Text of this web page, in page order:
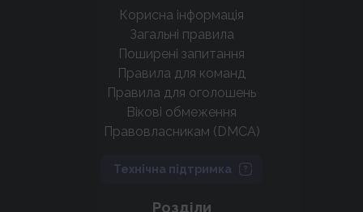
Корисна інформація
Загальні правила
Поширені запитання
Правила для команд
Правила для оголошень
Вікові обмеження
Правовласникам (DMCA)
Технічна підтримка
Розділи